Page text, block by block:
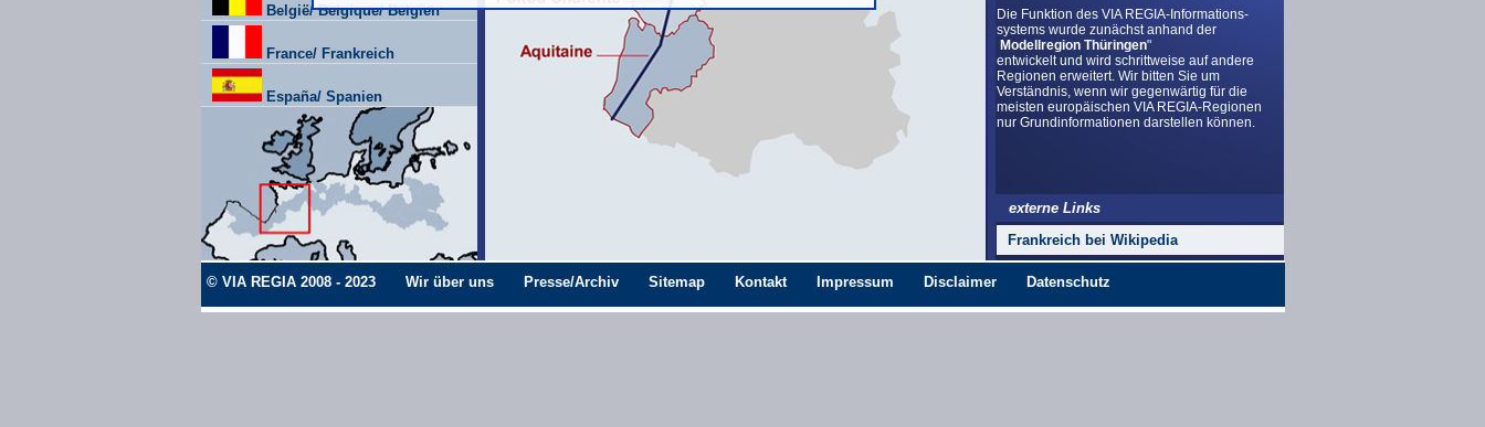
België/ Belgique/ Belgien
France/ Frankreich
España/ Spanien
Die Funktion des VIA REGIA-Informations-
systems wurde zunächst anhand der
Modellregion Thüringen"
entwickelt und wird schrittweise auf andere
Regionen erweitert. Wir bitten Sie um
Verständnis, wenn wir gegenwärtig für die
meisten europäischen VIA REGIA-Regionen
nur Grundinformationen darstellen können.
externe Links
Frankreich bei Wikipedia
© VIA REGIA 2008 - 2023 Wir über uns Presse/Archiv Sitemap Kontakt Impressum Disclaimer Datenschutz